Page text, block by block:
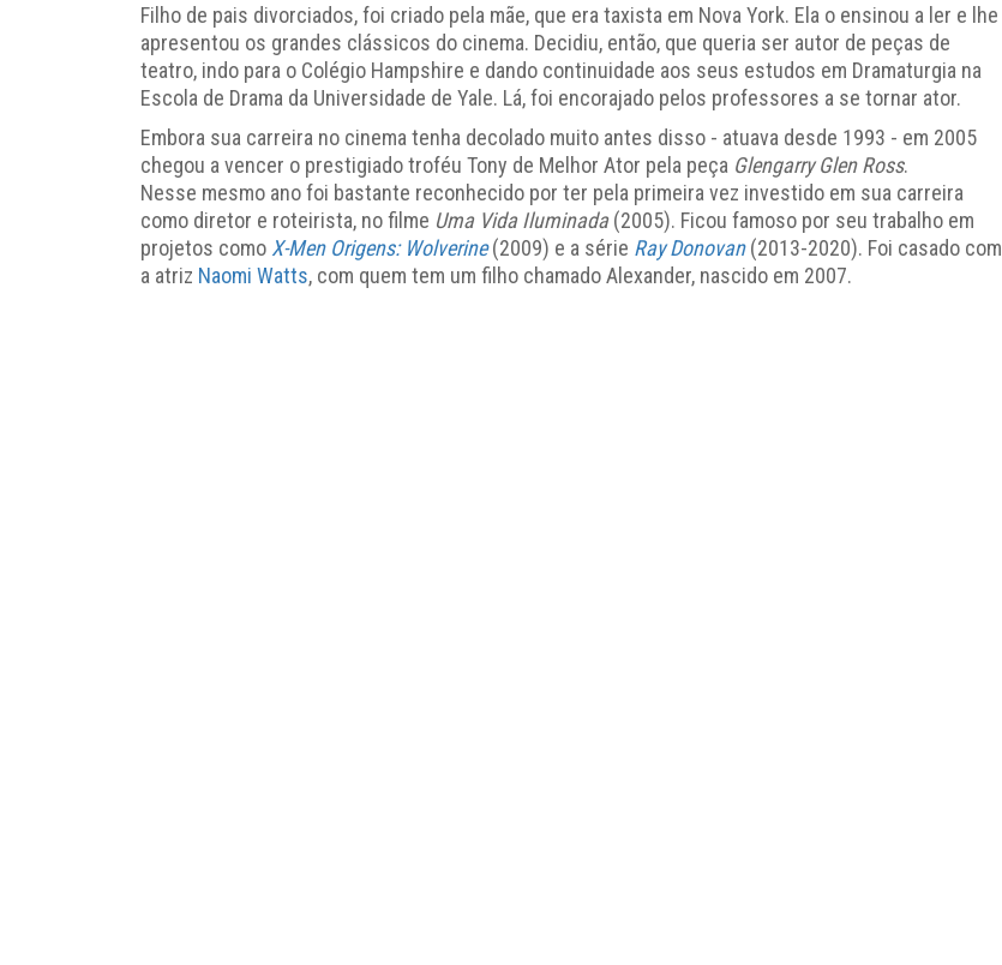
Filho de pais divorciados, foi criado pela mãe, que era taxista em Nova York. Ela o ensinou a ler e lhe
apresentou os grandes clássicos do cinema. Decidiu, então, que queria ser autor de peças de
teatro, indo para o Colégio Hampshire e dando continuidade aos seus estudos em Dramaturgia na
Escola de Drama da Universidade de Yale. Lá, foi encorajado pelos professores a se tornar ator.
Embora sua carreira no cinema tenha decolado muito antes disso - atuava desde 1993 - em 2005
chegou a vencer o prestigiado troféu Tony de Melhor Ator pela peça Glengarry Glen Ross.
Nesse mesmo ano foi bastante reconhecido por ter pela primeira vez investido em sua carreira
como diretor e roteirista, no filme Uma Vida Iluminada(2005). Ficou famoso por seu trabalho em
projetos como X-Men Origens: Wolverine(2009) e a série Ray Donovan(2013-2020). Foi casado com
a atriz Naomi Watts, com quem tem um filho chamado Alexander, nascido em 2007.